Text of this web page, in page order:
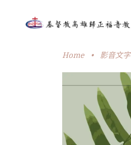
Home • 影音文字